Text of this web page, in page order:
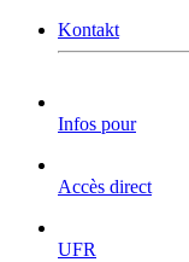
Kontakt
Infos pour
Accès direct
UFR